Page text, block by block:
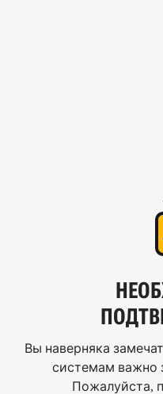
Вы наверняка
системам важно
Пожалуйста,